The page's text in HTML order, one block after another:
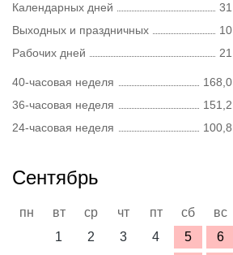
Календарных дней
31
Выходных и праздничных
10
Рабочих дней
21
40-часовая неделя
168,0
36-часовая неделя
151,2
24-часовая неделя
100,8
Сентябрь
пн вт ср чт пт сб
вс
1
2 3 4 5
6